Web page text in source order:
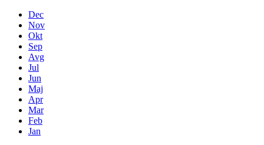
Dec
Nov
Okt
Sep
Avg
Jul
Jun
Maj
Apr
Mar
Feb
Jan